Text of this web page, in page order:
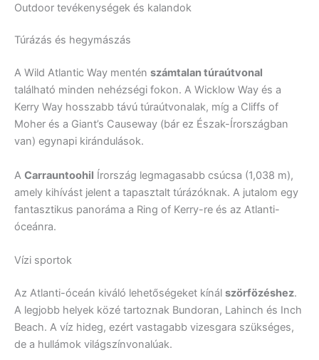
Outdoor tevékenységek és kalandok
Túrázás és hegymászás
A Wild Atlantic Way mentén számtalan túraútvonal
található minden nehézségi fokon. A Wicklow Way és a
Kerry Way hosszabb távú túraútvonalak, míg a Cliffs of
Moher és a Giant’s Causeway (bár ez Észak-Írországban
van) egynapi kirándulások.
A Carrauntoohil Írország legmagasabb csúcsa (1,038 m),
amely kihívást jelent a tapasztalt túrázóknak. A jutalom egy
fantasztikus panoráma a Ring of Kerry-re és az Atlanti-
óceánra.
Vízi sportok
Az Atlanti-óceán kiváló lehetőségeket kínál szörfözéshez.
A legjobb helyek közé tartoznak Bundoran, Lahinch és Inch
Beach. A víz hideg, ezért vastagabb vizesgara szükséges,
de a hullámok világszínvonalúak.